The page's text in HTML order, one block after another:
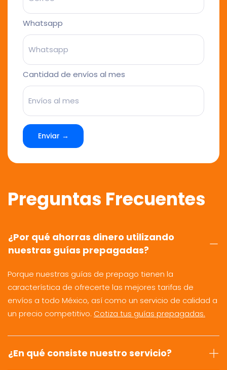
Whatsapp
Cantidad de envíos al mes
Enviar →
Preguntas Frecuentes
¿Por qué ahorras dinero utilizando
nuestras guías prepagadas?
Porque nuestras guías de prepago tienen la
característica de ofrecerte las mejores tarifas de
envíos a todo México, así como un servicio de calidad a
un precio competitivo. Cotiza tus guías prepagadas.
¿En qué consiste nuestro servicio?